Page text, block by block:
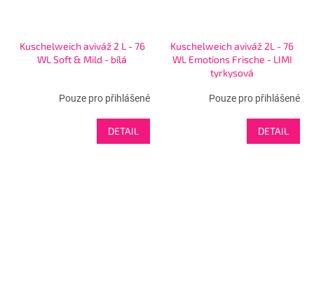
Kuschelweich aviváž 2 L - 76
WL Soft & Mild - bílá
Pouze pro přihlášené
DETAIL
Kuschelweich aviváž 2L - 76
WL Emotions Frische - LIMI
tyrkysová
Pouze pro přihlášené
DETAIL